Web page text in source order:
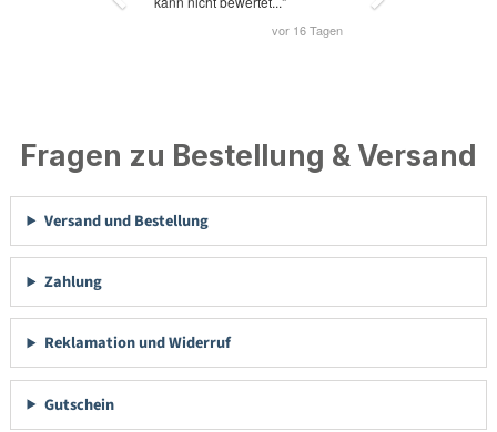
Fragen zu Bestellung & Versand
Versand und Bestellung
Zahlung
Reklamation und Widerruf
Gutschein